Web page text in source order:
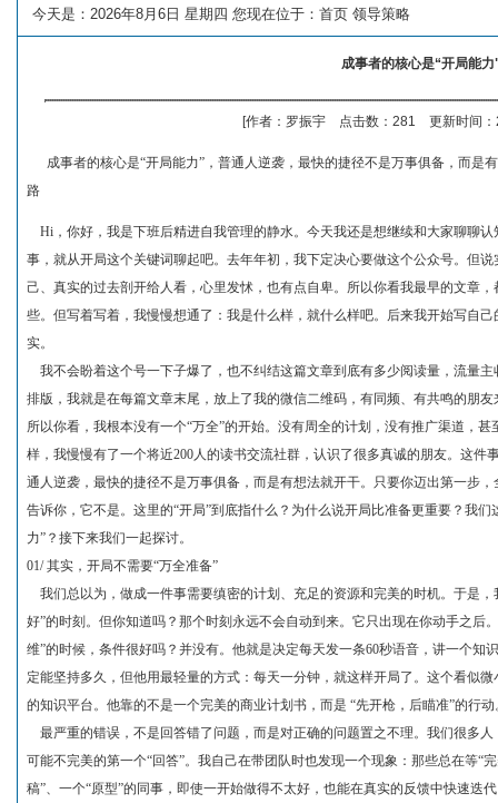
今天是： 2026年8月6日 星期四 您现在位于： 首页 领导策略
成事者的核心是“开局能
[作者：罗振宇 点击数：281 更新时间：
成事者的核心是“开局能力”，普通人逆袭，最快的捷径不是万事俱备，而是
路
Hi，你好，我是下班后精进自我管理的静水。今天我还是想继续和大家聊聊
事，就从开局这个关键词聊起吧。去年年初，我下定决心要做这个公众号。但
己、真实的过去剖开给人看，心里发怵，也有点自卑。所以你看我最早的文章
些。但写着写着，我慢慢想通了：我是什么样，就什么样吧。后来我开始写自
实。
我不会盼着这个号一下子爆了，也不纠结这篇文章到底有多少阅读量，流量
排版，我就是在每篇文章末尾，放上了我的微信二维码，有同频、有共鸣的朋
所以你看，我根本没有一个“万全”的开始。没有周全的计划，没有推广渠道，
样，我慢慢有了一个将近200人的读书交流社群，认识了很多真诚的朋友。这件
通人逆袭，最快的捷径不是万事俱备，而是有想法就开干。只要你迈出第一步
告诉你，它不是。这里的“开局”到底指什么？为什么说开局比准备更重要？我
力”？接下来我们一起探讨。
01/ 其实，开局不需要“万全准备”
我们总以为，做成一件事需要缜密的计划、充足的资源和完美的时机。于是
好”的时刻。但你知道吗？那个时刻永远不会自动到来。它只出现在你动手之后
维”的时候，条件很好吗？并没有。他就是决定每天发一条60秒语音，讲一个知
定能坚持多久，但他用最轻量的方式：每天一分钟，就这样开局了。这个看似
的知识平台。他靠的不是一个完美的商业计划书，而是 “先开枪，后瞄准”的行
最严重的错误，不是回答错了问题，而是对正确的问题置之不理。我们很多
可能不完美的第一个“回答”。我自己在带团队时也发现一个现象：那些总在等“
稿”、一个“原型”的同事，即使一开始做得不太好，也能在真实的反馈中快速迭